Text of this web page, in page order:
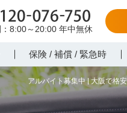
アルバイト募集中 | 大阪で格
0120-076-750
8:00～20:00 年中無休
保険 / 補償 / 緊急時